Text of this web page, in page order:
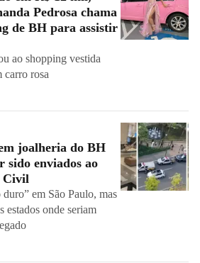
Pedrosa chama
de BH para assistir
ao shopping vestida
carro rosa
joalheria do BH
sido enviados ao
Civil
em São Paulo, mas
estados onde seriam